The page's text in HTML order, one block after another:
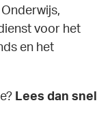
voor het
en het
Lees dan snel